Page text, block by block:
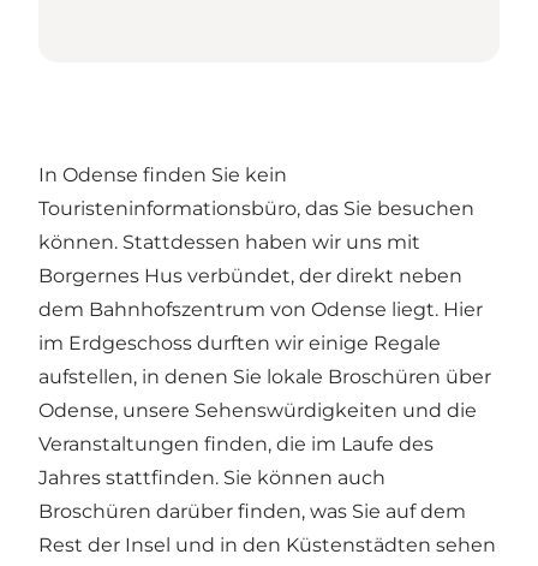
In Odense finden Sie kein
Touristeninformationsbüro, das Sie besuchen
können. Stattdessen haben wir uns mit
Borgernes Hus verbündet, der direkt neben
dem Bahnhofszentrum von Odense liegt. Hier
im Erdgeschoss durften wir einige Regale
aufstellen, in denen Sie lokale Broschüren über
Odense, unsere Sehenswürdigkeiten und die
Veranstaltungen finden, die im Laufe des
Jahres stattfinden. Sie können auch
Broschüren darüber finden, was Sie auf dem
Rest der Insel und in den Küstenstädten sehen